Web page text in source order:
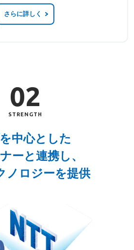
さらに詳しく
02
STRENGTH
中心とした様々なパ
中心とした
ーと連携し、
ノロジーを提供